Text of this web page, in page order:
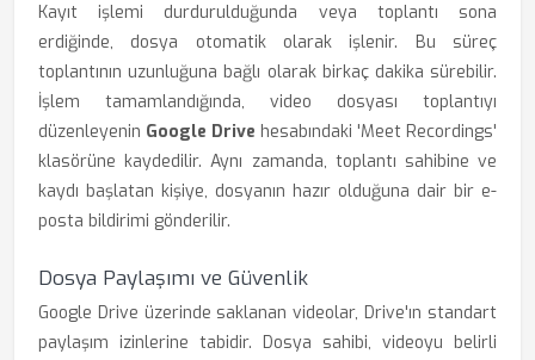
Kayıt işlemi durdurulduğunda veya toplantı sona
erdiğinde, dosya otomatik olarak işlenir. Bu süreç
toplantının uzunluğuna bağlı olarak birkaç dakika sürebilir.
İşlem tamamlandığında, video dosyası toplantıyı
düzenleyenin Google Drive hesabındaki 'Meet Recordings'
klasörüne kaydedilir. Aynı zamanda, toplantı sahibine ve
kaydı başlatan kişiye, dosyanın hazır olduğuna dair bir e-
posta bildirimi gönderilir.
Dosya Paylaşımı ve Güvenlik
Google Drive üzerinde saklanan videolar, Drive'ın standart
paylaşım izinlerine tabidir. Dosya sahibi, videoyu belirli